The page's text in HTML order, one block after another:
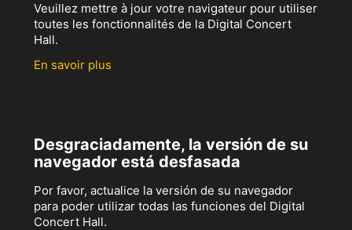
Veuillez mettre à jour votre navigateur pour utiliser
toutes les fonctionnalités de la Digital Concert
Hall.
En savoir plus
Desgraciadamente, la versión de su
navegador está desfasada
Por favor, actualice la versión de su navegador
para poder utilizar todas las funciones del Digital
Concert Hall.